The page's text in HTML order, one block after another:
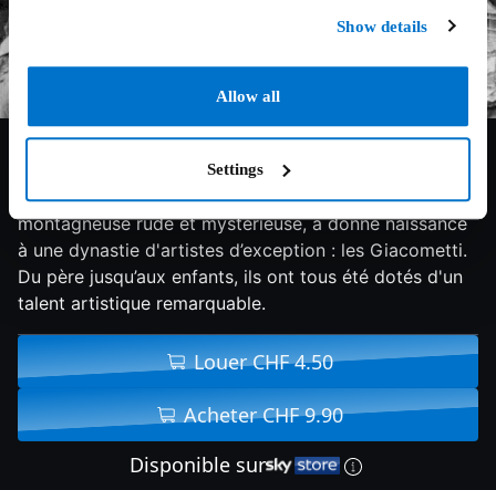
Show details
Allow all
Settings
8.5/10 2023 101 min Documentaire
Le Val Bregaglia dans les Grisons, une région
montagneuse rude et mystérieuse, a donné naissance
à une dynastie d'artistes d’exception : les Giacometti.
Du père jusqu’aux enfants, ils ont tous été dotés d'un
talent artistique remarquable.
Louer CHF 4.50
Acheter CHF 9.90
Disponible sur